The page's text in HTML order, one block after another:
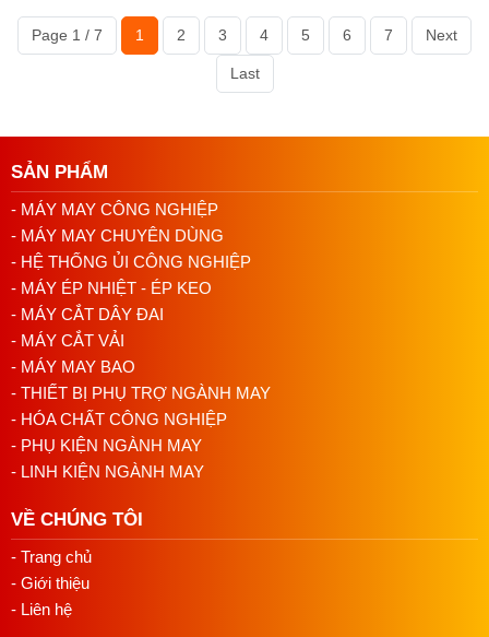
Page 1 / 7 1 2 3 4 5 6 7 Next
Last
SẢN PHẨM
- MÁY MAY CÔNG NGHIỆP
- MÁY MAY CHUYÊN DÙNG
- HỆ THỐNG ỦI CÔNG NGHIỆP
- MÁY ÉP NHIỆT - ÉP KEO
- MÁY CẮT DÂY ĐAI
- MÁY CẮT VẢI
- MÁY MAY BAO
- THIẾT BỊ PHỤ TRỢ NGÀNH MAY
- HÓA CHẤT CÔNG NGHIỆP
- PHỤ KIỆN NGÀNH MAY
- LINH KIỆN NGÀNH MAY
VỀ CHÚNG TÔI
- Trang chủ
- Giới thiệu
- Liên hệ